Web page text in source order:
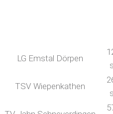
LG Emstal Dörpen
TSV Wiepenkathen